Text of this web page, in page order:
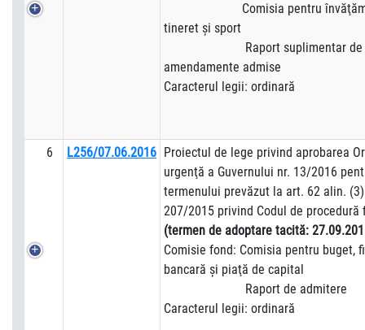
Comisia pentru
tineret şi sport
Raport suplimentar de
amendamente admise
Caracterul legii: ordinară
6 L256/07.06.2016 Proiectul de lege privind aprobarea
urgenţă a Guvernului nr. 13/2016
termenului prevăzut la art. 62 alin.
207/2015 privind Codul de procedură
(termen de adoptare tacită:
Comisie fond: Comisia pentru buget,
bancară şi piaţă de capital
Raport de admitere
Caracterul legii: ordinară